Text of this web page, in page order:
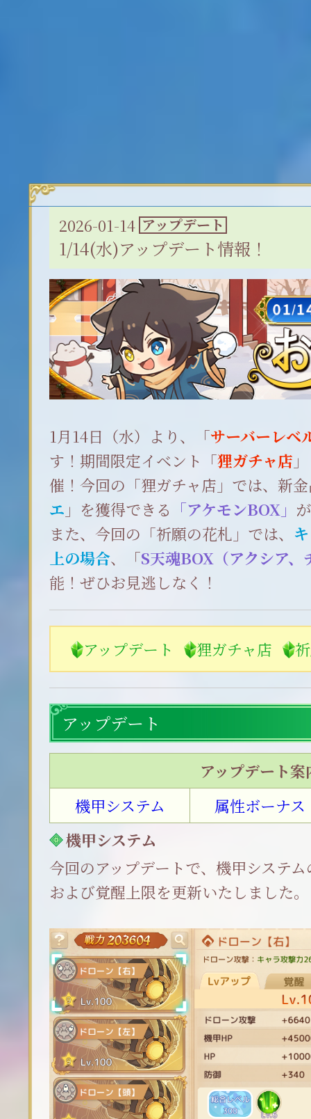
2026-01-14 アップデート
1/14(水)アップデート情報！
1月14日（水）より、「サーバーレベ
す！期間限定イベント「狸ガチャ店
催！今回の「狸ガチャ店」では、新
エ 」を獲得できる 「アケモンBOX」
また、今回の「祈願の花札」では、
上の場合、「S天魂BOX（アクシア、
能！ぜひお見逃しなく！
アップデート 狸ガチャ店
アップデート
アップデート案
機甲システム
属性ボーナス
機甲システム
今回のアップデートで、機甲システ
および覚醒上限を更新いたしました。